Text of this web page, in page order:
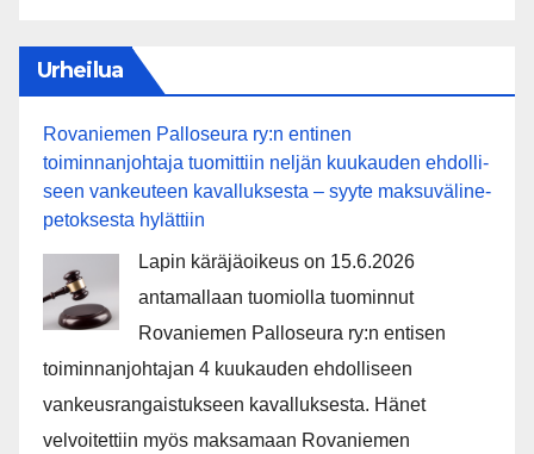
Urheilua
Rovaniemen Palloseura ry:n entinen
toiminnanjohtaja tuo­mit­tiin neljän kuu­kau­den eh­dol­li­
seen van­keu­teen ka­val­luk­ses­ta – syyte mak­su­vä­li­ne­
pe­tok­ses­ta hy­lät­tiin
Lapin käräjäoikeus on 15.6.2026
antamallaan tuomiolla tuominnut
Rovaniemen Palloseura ry:n entisen
toiminnanjohtajan 4 kuukauden ehdolliseen
vankeusrangaistukseen kavalluksesta. Hänet
velvoitettiin myös maksamaan Rovaniemen